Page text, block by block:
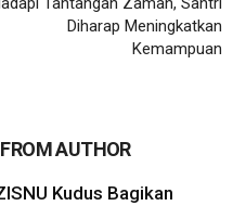
Diharap Meningkatkan
Kemampuan
AUTHOR
Kudus Bagikan